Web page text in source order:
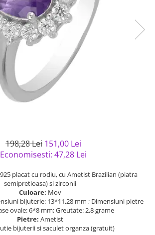
cu aur
198,28 Lei 151,00 Lei
Economisesti: 47,28 Lei
placat cu rodiu, cu Ametist Brazilian (piatra
semipretioasa) si zirconii
Culoare: Mov
bijuterie: 13*11,28 mm ; Dimensiuni pietre
ovale: 6*8 mm; Greutate: 2,8 grame
Pietre: Ametist
bijuterii si saculet organza (gratuit)